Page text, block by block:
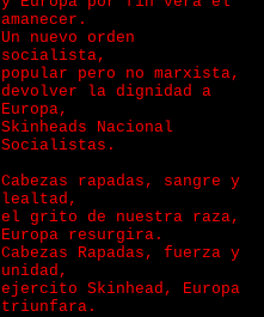
amanecer.
Un nuevo orden
socialista,
popular pero no marxista,
devolver la dignidad a
Europa,
Skinheads Nacional
Socialistas.
Cabezas rapadas, sangre y
lealtad,
el grito de nuestra raza,
Europa resurgira.
Cabezas Rapadas, fuerza y
unidad,
ejercito Skinhead, Europa
triunfara.